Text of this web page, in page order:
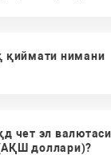
қиймати нимани
чет эл
доллари)?